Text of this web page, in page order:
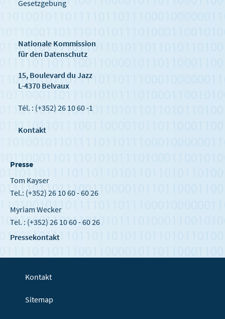
Gesetzgebung
Nationale Kommission
für den Datenschutz
15, Boulevard du Jazz
L-4370 Belvaux
Tél. : (+352) 26 10 60 -1
Kontakt
Presse
Tom Kayser
Tel.: (+352) 26 10 60 - 60 26
Myriam Wecker
Tel. : (+352) 26 10 60 - 60 26
Pressekontakt
Kontakt
Sitemap